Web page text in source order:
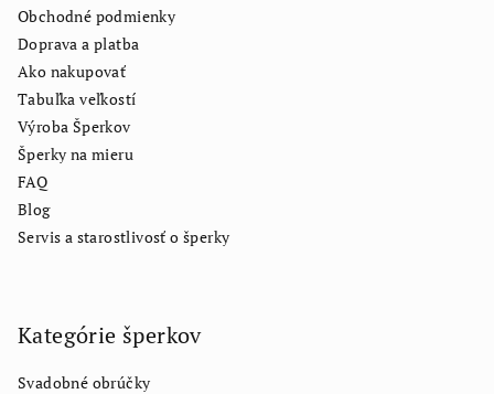
Obchodné podmienky
Doprava a platba
Ako nakupovať
Tabuľka veľkostí
Výroba Šperkov
Šperky na mieru
FAQ
Blog
Servis a starostlivosť o šperky
Kategórie šperkov
Svadobné obrúčky